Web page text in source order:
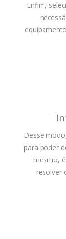
Enfim,
Desse
para poder
mesmo,
resolver